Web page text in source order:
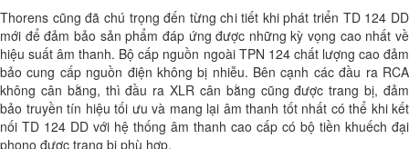
Thorens cũng đã chú trọng đến từng chi tiết khi phát triển TD 124 DD
mới để đảm bảo sản phẩm đáp ứng được những kỳ vọng cao nhất về
hiệu suất âm thanh. Bộ cấp nguồn ngoài TPN 124 chất lượng cao đảm
bảo cung cấp nguồn điện không bị nhiễu. Bên cạnh các đầu ra RCA
không cân bằng, thì đầu ra XLR cân bằng cũng được trang bị, đảm
bảo truyền tín hiệu tối ưu và mang lại âm thanh tốt nhất có thể khi kết
nối TD 124 DD với hệ thống âm thanh cao cấp có bộ tiền khuếch đại
phono được trang bị phù hợp.